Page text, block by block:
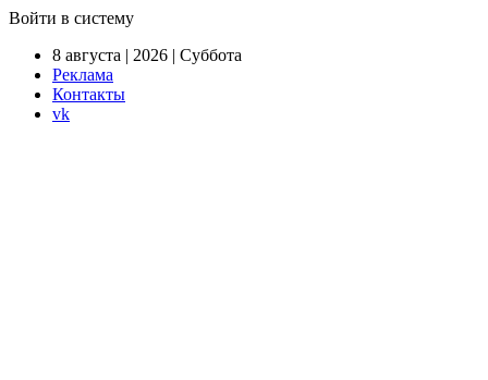
Войти в систему
8 августа | 2026 | Суббота
Реклама
Контакты
vk